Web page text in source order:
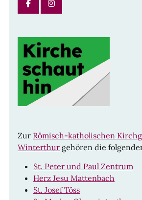
FACEBOOK
INSTAGRAM
Zur Römisch-katholischen
Winterthur gehören die
St. Peter und Paul Zentrum
Herz Jesu Mattenbach
St. Josef Töss